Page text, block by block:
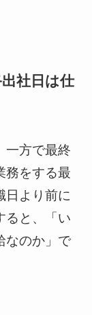
社日は仕
一方で最終
務をする最
日より前に
ると、「い
なのか」で